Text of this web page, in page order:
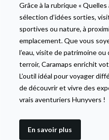
Grâce à la rubrique «
sélection d’idées sorties,
sportives ou nature, à
emplacement. Que vous
l’eau, visite de patrimoine
terroir, Caramaps enrichit
L’outil idéal pour voyager
de découvrir et vivre des
vrais aventuriers Hunyvers !
En savoir plus